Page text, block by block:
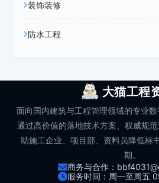
装饰装修
防水工程
大猫工程
面向国内建筑与工程管理领域的专业
通过高价值的落地技术方案、权威规
助施工企业、项目部、资料员降低标
期。
商务与合作：
服务时间：周一至周五